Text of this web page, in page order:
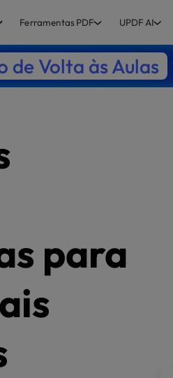
Ferramentas PDF UPDF AI
de Volta às Aulas
para